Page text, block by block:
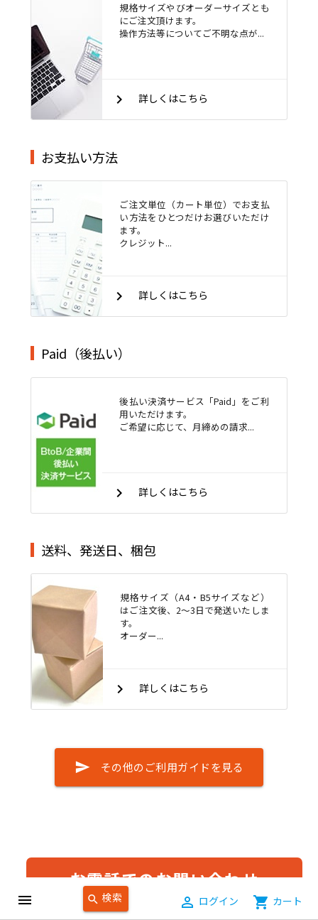
menu search 検索 person_outline ログイン shopping_cart カート
規格サイズやびオーダーサイズとも
にご注文頂けます。
操作方法等についてご不明な点が...
keyboard_arrow_right 詳しくはこちら
お支払い方法
ご注文単位（カート単位）でお支払
い方法をひとつだけお選びいただけ
ます。
クレジット...
keyboard_arrow_right 詳しくはこちら
Paid（後払い）
後払い決済サービス「Paid」をご利
用いただけます。
ご希望に応じて、月締めの請求...
keyboard_arrow_right 詳しくはこちら
送料、発送日、梱包
規格サイズ（A4・B5サイズなど）
はご注文後、2～3日で発送いたしま
す。
オーダー...
keyboard_arrow_right 詳しくはこちら
send その他のご利用ガイドを見る
お電話でのお問い合わせ
TEL：06-4309-8990